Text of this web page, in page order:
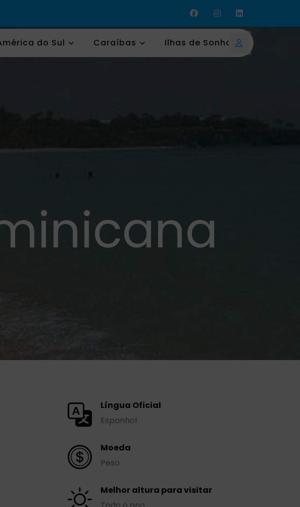
do Sul Caraíbas Ilhas de Sonho
Login
Língua Oficial
Espanhol
Moeda
Peso
Melhor altura para visitar